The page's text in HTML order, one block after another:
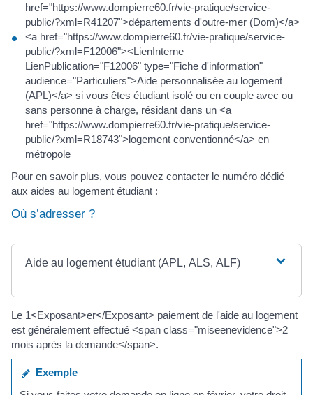
href="https://www.dompierre60.fr/vie-pratique/service-
public/?xml=R41207">départements d'outre-mer (Dom)</a>
<a href="https://www.dompierre60.fr/vie-pratique/service-
public/?xml=F12006"><LienInterne
LienPublication="F12006" type="Fiche d'information"
audience="Particuliers">Aide personnalisée au logement
(APL)</a> si vous êtes étudiant isolé ou en couple avec ou
sans personne à charge, résidant dans un <a
href="https://www.dompierre60.fr/vie-pratique/service-
public/?xml=R18743">logement conventionné</a> en
métropole
Pour en savoir plus, vous pouvez contacter le numéro dédié
aux aides au logement étudiant :
Où s’adresser ?
Aide au logement étudiant (APL, ALS, ALF)
Le 1<Exposant>er</Exposant> paiement de l'aide au logement
est généralement effectué <span class="miseenevidence">2
mois après la demande</span>.
Exemple